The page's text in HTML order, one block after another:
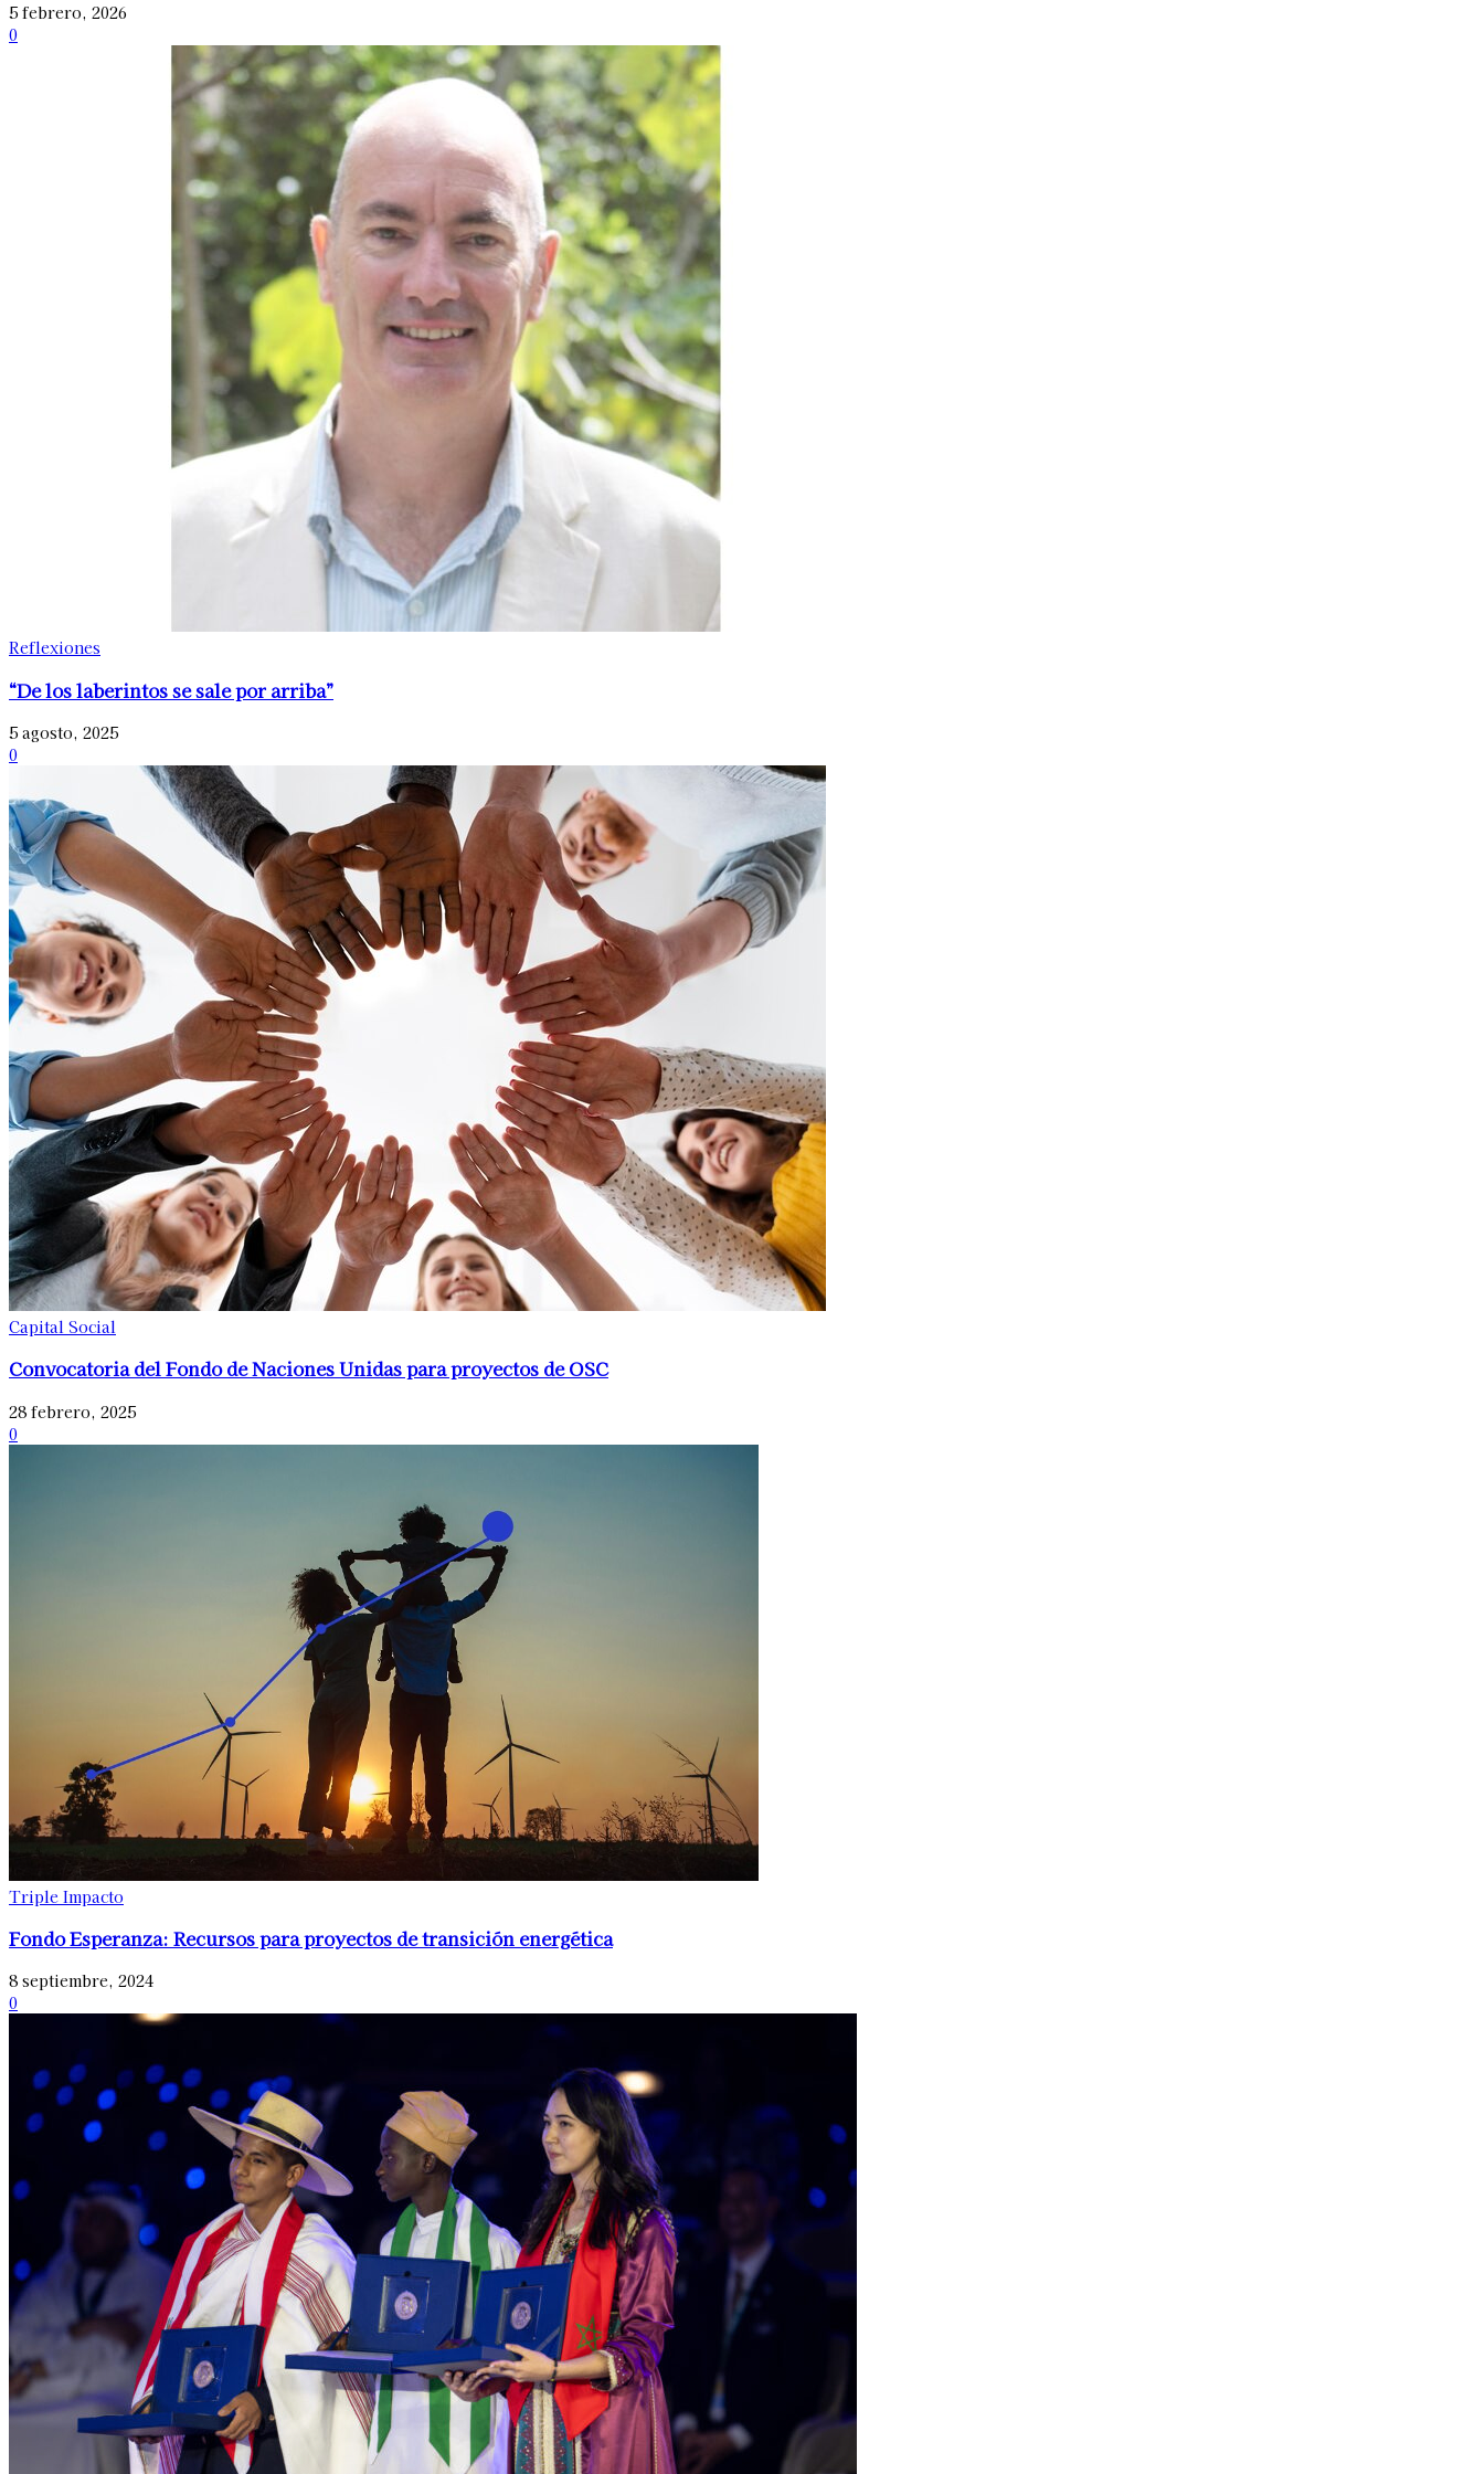
5 febrero, 2026
0
Reflexiones
“De los laberintos se sale por arriba”
5 agosto, 2025
0
Capital Social
Convocatoria del Fondo de Naciones Unidas para proyectos de OSC
28 febrero, 2025
0
Triple Impacto
Fondo Esperanza: Recursos para proyectos de transición energética
8 septiembre, 2024
0